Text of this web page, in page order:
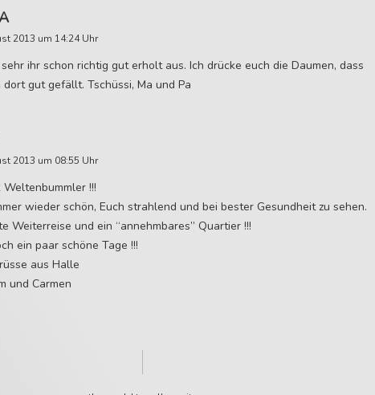
2013 um 14:24 Uhr
ihr schon richtig gut erholt aus. Ich drücke euch die Daumen, dass
dort gut gefällt. Tschüssi, Ma und Pa
2013 um 08:55 Uhr
Weltenbummler !!!
wieder schön, Euch strahlend und bei bester Gesundheit zu sehen.
Weiterreise und ein “annehmbares” Quartier !!!
ein paar schöne Tage !!!
aus Halle
und Carmen